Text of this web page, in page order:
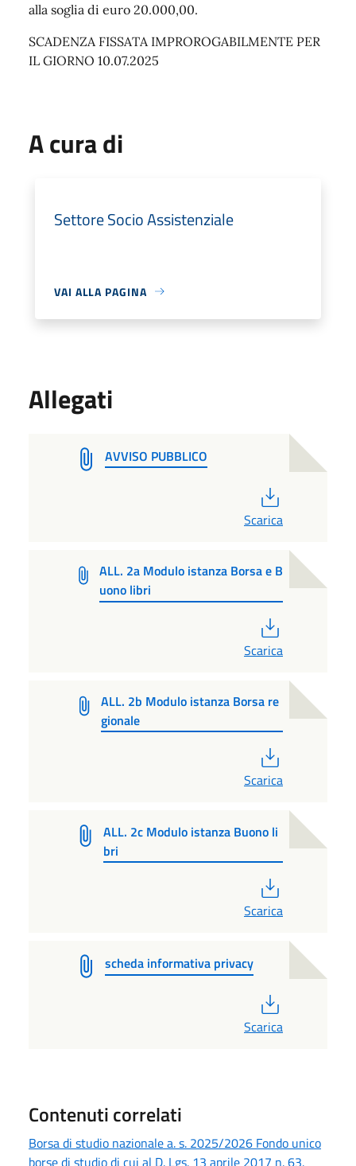
alla soglia di euro 20.000,00.
SCADENZA FISSATA IMPROROGABILMENTE PER
IL GIORNO 10.07.2025
A cura di
Settore Socio Assistenziale
VAI ALLA PAGINA
Allegati
AVVISO PUBBLICO
Scarica
ALL. 2a Modulo istanza Borsa e B
uono libri
Scarica
ALL. 2b Modulo istanza Borsa re
gionale
Scarica
ALL. 2c Modulo istanza Buono li
bri
Scarica
scheda informativa privacy
Scarica
Contenuti correlati
Borsa di studio nazionale a. s. 2025/2026 Fondo unico
borse di studio di cui al D. Lgs. 13 aprile 2017 n. 63.